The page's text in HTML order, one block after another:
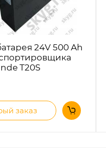
24V 500 Ah
T20S
заказ